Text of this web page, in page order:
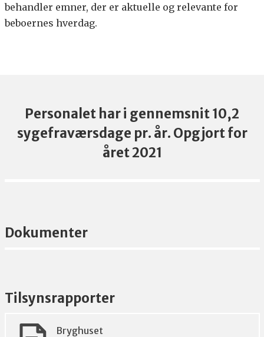
behandler emner, der er aktuelle og relevante for
beboernes hverdag.
Personalet har i gennemsnit 10,2
sygefraværsdage pr. år. Opgjort for
året 2021
Dokumenter
Tilsynsrapporter
Bryghuset